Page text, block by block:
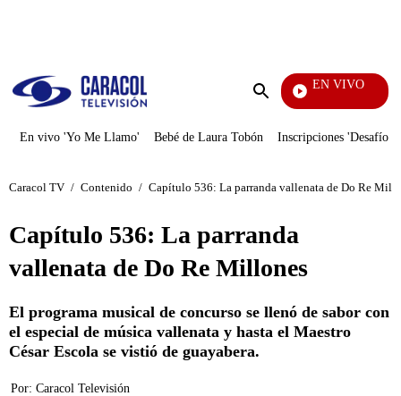
Enviar
EN VIVO
Rafael Orozco
En vivo 'Yo Me Llamo' Bebé de Laura Tobón Inscripciones 'Desafío'
Caracol TV / Contenido / Capítulo 536: La parranda vallenata de Do Re
Capítulo 536: La parranda
vallenata de Do Re Millones
El programa musical de concurso se llenó de sabor con
el especial de música vallenata y hasta el Maestro
César Escola se vistió de guayabera.
Por: Caracol Televisión